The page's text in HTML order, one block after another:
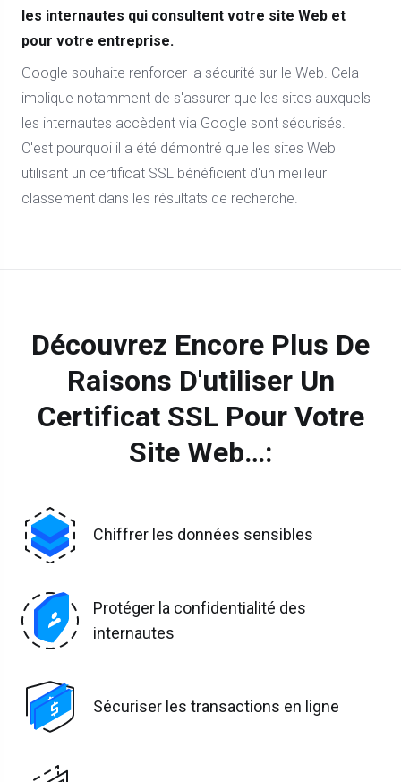
les internautes qui consultent votre site Web et
pour votre entreprise.
Google souhaite renforcer la sécurité sur le Web. Cela
implique notamment de s'assurer que les sites auxquels
les internautes accèdent via Google sont sécurisés.
C'est pourquoi il a été démontré que les sites Web
utilisant un certificat SSL bénéficient d'un meilleur
classement dans les résultats de recherche.
Découvrez Encore Plus De
Raisons D'utiliser Un
Certificat SSL Pour Votre
Site Web…:
Chiffrer les données sensibles
Protéger la confidentialité des
internautes
Sécuriser les transactions en ligne